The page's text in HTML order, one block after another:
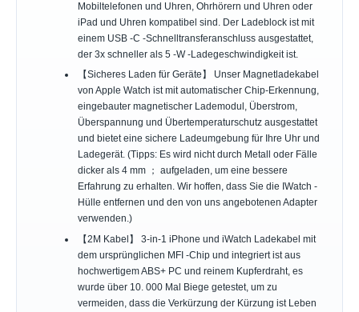
Mobiltelefonen und Uhren, Ohrhörern und Uhren oder
iPad und Uhren kompatibel sind. Der Ladeblock ist mit
einem USB -C -Schnelltransferanschluss ausgestattet,
der 3x schneller als 5 -W -Ladegeschwindigkeit ist.
【Sicheres Laden für Geräte】 Unser Magnetladekabel
von Apple Watch ist mit automatischer Chip-Erkennung,
eingebauter magnetischer Lademodul, Überstrom,
Überspannung und Übertemperaturschutz ausgestattet
und bietet eine sichere Ladeumgebung für Ihre Uhr und
Ladegerät. (Tipps: Es wird nicht durch Metall oder Fälle
dicker als 4 mm ； aufgeladen, um eine bessere
Erfahrung zu erhalten. Wir hoffen, dass Sie die IWatch -
Hülle entfernen und den von uns angebotenen Adapter
verwenden.)
【2M Kabel】 3-in-1 iPhone und iWatch Ladekabel mit
dem ursprünglichen MFI -Chip und integriert ist aus
hochwertigem ABS+ PC und reinem Kupferdraht, es
wurde über 10. 000 Mal Biege getestet, um zu
vermeiden, dass die Verkürzung der Kürzung ist Leben